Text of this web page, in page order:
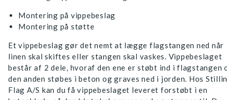
Montering på vippebeslag
Montering på støtte
Et vippebeslag gør det nemt at lægge flagstangen ned når
linen skal skiftes eller stangen skal vaskes. Vippebeslaget
består af 2 dele, hvoraf den ene er støbt ind i flagstangen
den anden støbes i beton og graves ned i jorden. Hos
Flag A/S kan du få vippebeslaget leveret forstøbt i en